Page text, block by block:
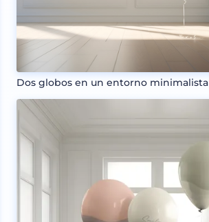
Dos globos en un entorno minimalista